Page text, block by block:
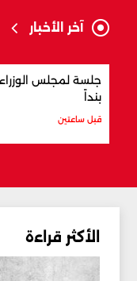
آخر الأخبار
بنداً
قبل ساعتين
الأكثر قراءة